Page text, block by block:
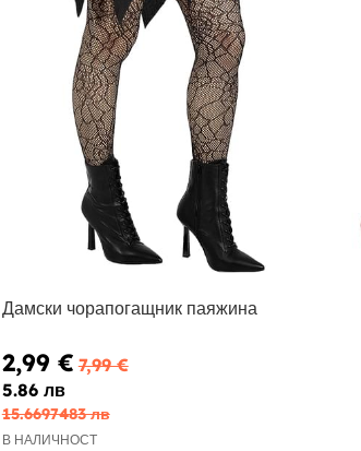
Дамски чорапогащник паяжина
2,99 € 7,99 €
5.86 лв
15.6697483 лв
В НАЛИЧНОСТ